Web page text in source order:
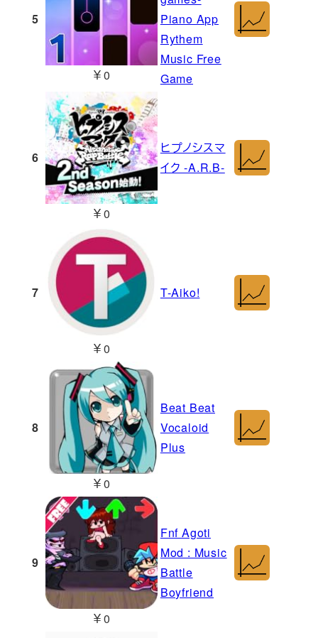
5
￥0
Piano App
Rythem
Music Free
Game
6
￥0
ヒプノシスマ
イク -A.R.B-
7
￥0
T-Aiko!
8
￥0
Beat Beat
Vocaloid
Plus
9
￥0
Fnf Agoti
Mod : Music
Battle
Boyfriend